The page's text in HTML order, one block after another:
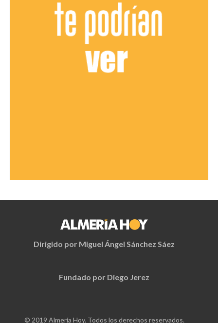
Dirigido por Miguel Ángel Sánchez Sáez
Fundado por Diego Jerez
© 2019 Almería Hoy. Todos los derechos reservados.